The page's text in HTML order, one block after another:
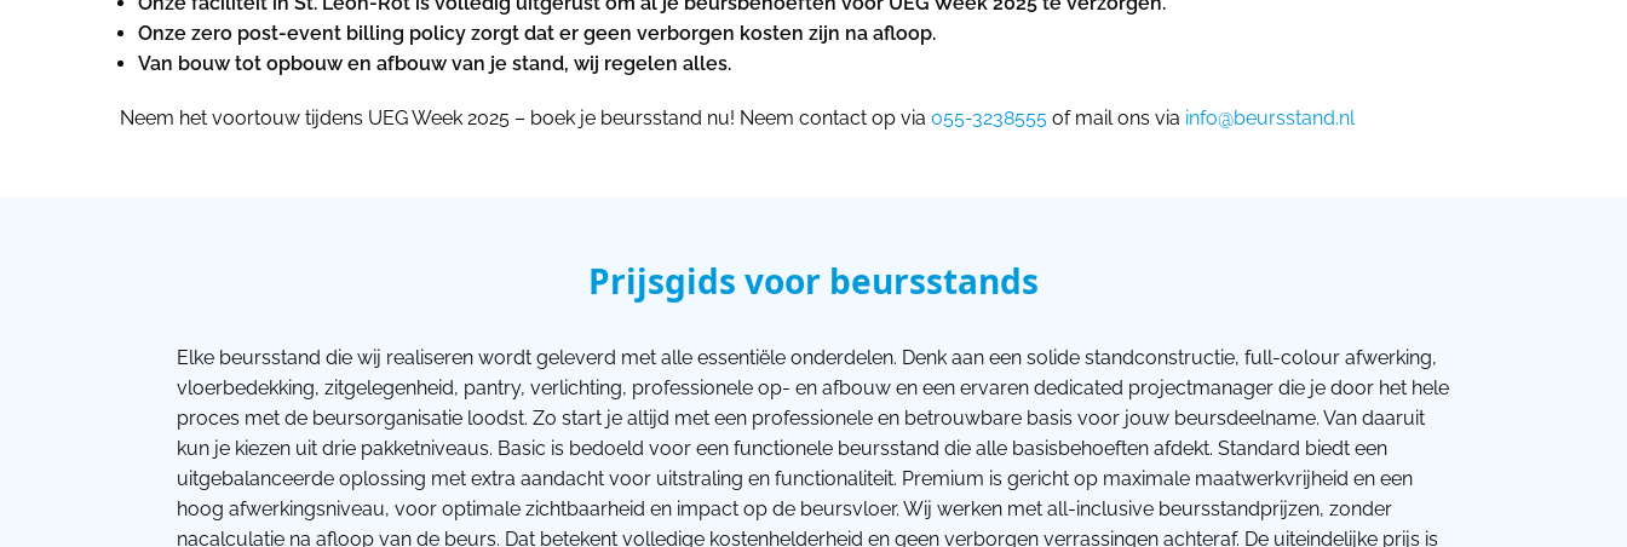
Onze zero post-event billing policy zorgt dat er geen verborgen kosten zijn na afloop.
Van bouw tot opbouw en afbouw van je stand, wij regelen alles.
Neem het voortouw tijdens UEG Week 2025 – boek je beursstand nu! Neem contact op via 055-3238555 of mail ons via info@beursstand.nl
Prijsgids voor beursstands
Elke beursstand die wij realiseren wordt geleverd met alle essentiële onderdelen. Denk aan een solide standconstructie, full-colour afwerking,
vloerbedekking, zitgelegenheid, pantry, verlichting, professionele op- en afbouw en een ervaren dedicated projectmanager die je door het hele
proces met de beursorganisatie loodst. Zo start je altijd met een professionele en betrouwbare basis voor jouw beursdeelname. Van daaruit
kun je kiezen uit drie pakketniveaus. Basic is bedoeld voor een functionele beursstand die alle basisbehoeften afdekt. Standard biedt een
uitgebalanceerde oplossing met extra aandacht voor uitstraling en functionaliteit. Premium is gericht op maximale maatwerkvrijheid en een
hoog afwerkingsniveau, voor optimale zichtbaarheid en impact op de beursvloer. Wij werken met all-inclusive beursstandprijzen, zonder
nacalculatie na afloop van de beurs. Dat betekent volledige kostenhelderheid en geen verborgen verrassingen achteraf. De uiteindelijke prijs is